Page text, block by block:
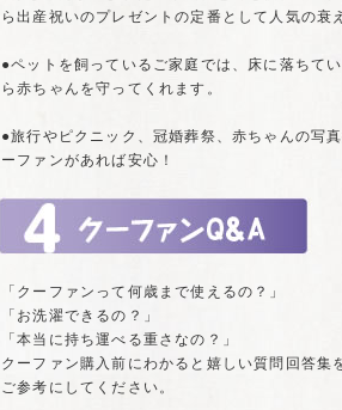
ら出産祝いのプレゼントの定番として人気の衰
●ペットを飼っているご家庭では、床に落ちて
ら赤ちゃんを守ってくれます。
●旅行やピクニック、冠婚葬祭、赤ちゃんの写
ーファンがあれば安心！
「クーファンって何歳まで使えるの？」
「お洗濯できるの？」
「本当に持ち運べる重さなの？」
クーファン購入前にわかると嬉しい質問回答集
ご参考にしてください。